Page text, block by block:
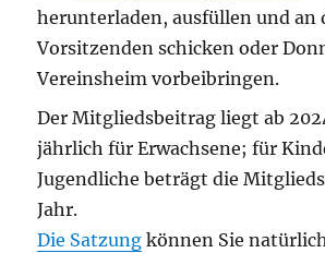
herunterladen, ausfüllen und an
Vorsitzenden schicken oder
Vereinsheim vorbeibringen.
Der Mitgliedsbeitrag liegt ab
jährlich für Erwachsene; für
Jugendliche beträgt die
Jahr.
Die Satzung können Sie